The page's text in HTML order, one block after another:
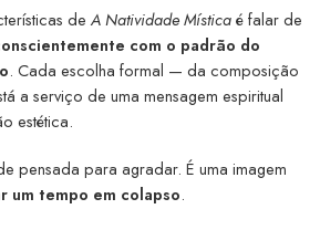
de A Natividade Místicaé falar de
com o padrão do
. Cada escolha formal — da composição
a serviço de uma mensagem espiritual
estética.
pensada para agradar. É uma imagem
um tempo em colapso.